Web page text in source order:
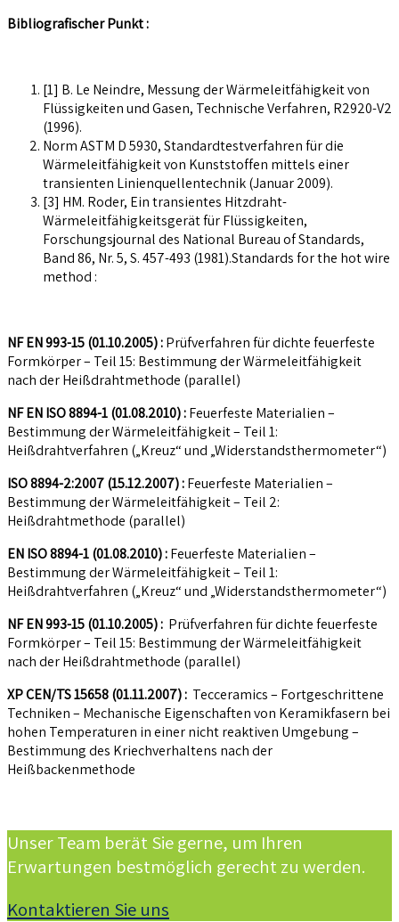
Bibliografischer Punkt :
[1] B. Le Neindre, Messung der Wärmeleitfähigkeit von
Flüssigkeiten und Gasen, Technische Verfahren, R2920-V2
(1996).
Norm ASTM D 5930, Standardtestverfahren für die
Wärmeleitfähigkeit von Kunststoffen mittels einer
transienten Linienquellentechnik (Januar 2009).
[3] HM. Roder, Ein transientes Hitzdraht-
Wärmeleitfähigkeitsgerät für Flüssigkeiten,
Forschungsjournal des National Bureau of Standards,
Band 86, Nr. 5, S. 457-493 (1981).Standards for the hot wire
method :
NF EN 993-15 (01.10.2005) :Prüfverfahren für dichte feuerfeste
Formkörper – Teil 15: Bestimmung der Wärmeleitfähigkeit
nach der Heißdrahtmethode (parallel)
NF EN ISO 8894-1 (01.08.2010) :Feuerfeste Materialien –
Bestimmung der Wärmeleitfähigkeit – Teil 1:
Heißdrahtverfahren („Kreuz“ und „Widerstandsthermometer“)
ISO 8894-2:2007 (15.12.2007) :Feuerfeste Materialien –
Bestimmung der Wärmeleitfähigkeit – Teil 2:
Heißdrahtmethode (parallel)
EN ISO 8894-1 (01.08.2010) :Feuerfeste Materialien –
Bestimmung der Wärmeleitfähigkeit – Teil 1:
Heißdrahtverfahren („Kreuz“ und „Widerstandsthermometer“)
NF EN 993-15 (01.10.2005) : Prüfverfahren für dichte feuerfeste
Formkörper – Teil 15: Bestimmung der Wärmeleitfähigkeit
nach der Heißdrahtmethode (parallel)
XP CEN/TS 15658 (01.11.2007) : Tecceramics – Fortgeschrittene
Techniken – Mechanische Eigenschaften von Keramikfasern bei
hohen Temperaturen in einer nicht reaktiven Umgebung –
Bestimmung des Kriechverhaltens nach der
Heißbackenmethode
Unser Team berät Sie gerne, um Ihren
Erwartungen bestmöglich gerecht zu werden.
Kontaktieren Sie uns